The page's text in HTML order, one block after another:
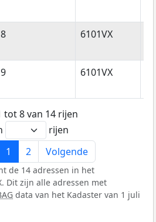
6101VX
6101VX
tot 8 van 14 rijen
rijen
1 2 Volgende
de 14 adressen in het
Dit zijn alle adressen met
data van het Kadaster van 1 juli